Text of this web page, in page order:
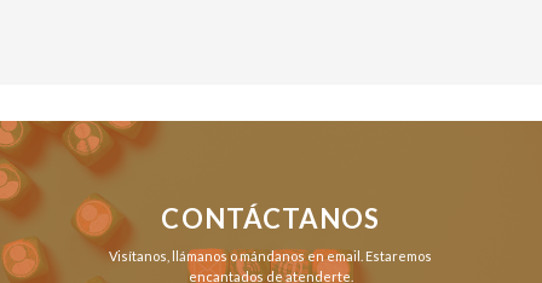
CONTÁCTANOS
Visítanos, llámanosomándanos en email . Estaremos
encantados de atenderte.